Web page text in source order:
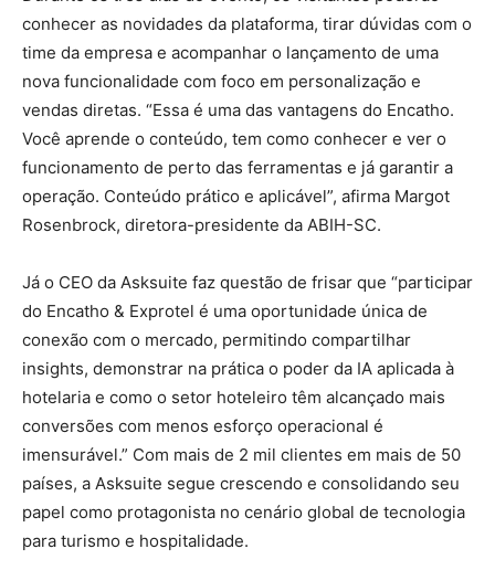
conhecer as novidades da plataforma, tirar dúvidas com o
time da empresa e acompanhar o lançamento de uma
nova funcionalidade com foco em personalização e
vendas diretas. “Essa é uma das vantagens do Encatho.
Você aprende o conteúdo, tem como conhecer e ver o
funcionamento de perto das ferramentas e já garantir a
operação. Conteúdo prático e aplicável”, afirma Margot
Rosenbrock, diretora-presidente da ABIH-SC.
Já o CEO da Asksuite faz questão de frisar que “participar
do Encatho & Exprotel é uma oportunidade única de
conexão com o mercado, permitindo compartilhar
insights, demonstrar na prática o poder da IA aplicada à
hotelaria e como o setor hoteleiro têm alcançado mais
conversões com menos esforço operacional é
imensurável.” Com mais de 2 mil clientes em mais de 50
países, a Asksuite segue crescendo e consolidando seu
papel como protagonista no cenário global de tecnologia
para turismo e hospitalidade.